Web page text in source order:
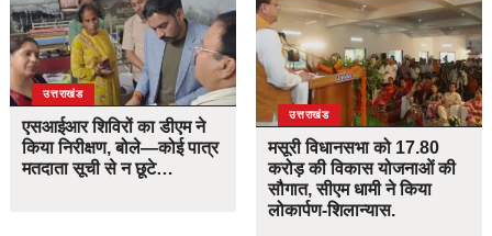
उत्तराखंड
एसआईआर शिविरों का डीएम ने
किया निरीक्षण, बोले—कोई पात्र
मतदाता सूची से न छूटे…
उत्तराखंड
मसूरी विधानसभा को 17.80
करोड़ की विकास योजनाओं की
सौगात, सीएम धामी ने किया
लोकार्पण-शिलान्यास.